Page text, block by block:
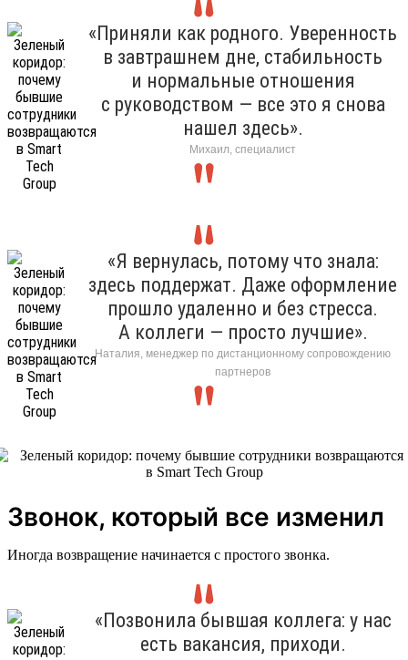
«Приняли как родного. Уверенность
в завтрашнем дне, стабильность
и нормальные отношения
с руководством — все это я снова
нашел здесь».
Михаил, специалист
«Я вернулась, потому что знала:
здесь поддержат. Даже оформление
прошло удаленно и без стресса.
А коллеги — просто лучшие».
Наталия, менеджер по дистанционному сопровождению
партнеров
Звонок, который все изменил
Иногда возвращение начинается с простого звонка.
«Позвонила бывшая коллега: у нас
есть вакансия, приходи.